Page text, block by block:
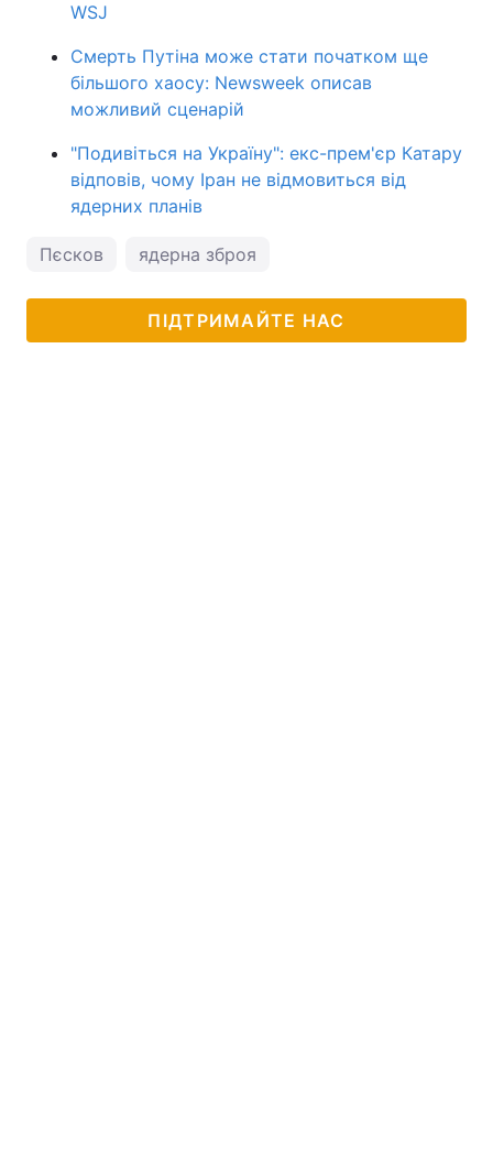
WSJ
Смерть Путіна може стати початком ще
більшого хаосу: Newsweek описав
можливий сценарій
"Подивіться на Україну": екс-прем'єр Катару
відповів, чому Іран не відмовиться від
ядерних планів
Пєсков ядерна зброя
ПІДТРИМАЙТЕ НАС